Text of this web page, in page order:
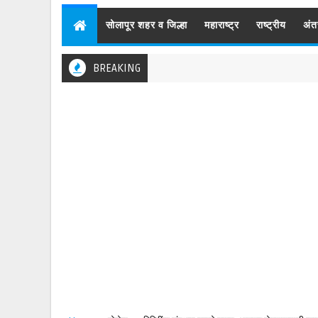
सोलापूर शहर व जिल्हा महाराष्ट्र राष्ट्रीय
BREAKING